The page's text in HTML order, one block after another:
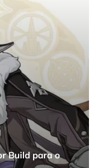
Build para o